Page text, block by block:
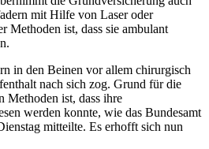
mit Hilfe von Laser oder
Methoden ist, dass sie ambulant
in den Beinen vor allem chirurgisch
nach sich zog. Grund für die
Methoden ist, dass ihre
werden konnte, wie das Bundesamt
mitteilte. Es erhofft sich nun